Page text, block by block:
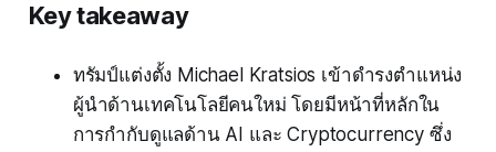
Key takeaway
ทรัมป์แต่งตั้ง Michael Kratsios เข้าดำรงตำแหน่ง
ผู้นำด้านเทคโนโลยีคนใหม่ โดยมีหน้าที่หลักใน
การกำกับดูแลด้าน AI และ Cryptocurrency ซึ่ง